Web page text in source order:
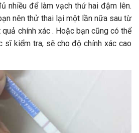
nhiều để làm vạch thứ hai đậm lên.
nên thử thai lại một lần nữa sau từ
chính xác . Hoặc bạn cũng có thể
sĩ kiểm tra, sẽ cho độ chính xác cao